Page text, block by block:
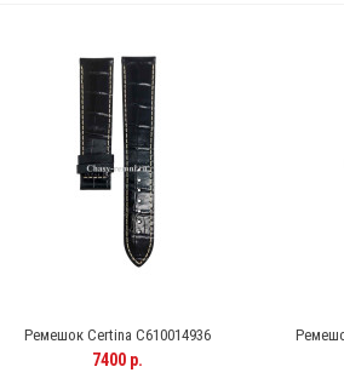
Ремешок Certina C610014936
7400 р.